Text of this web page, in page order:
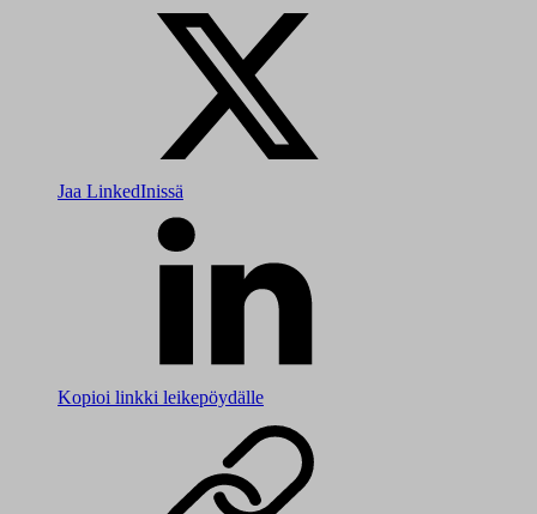
Jaa LinkedInissä
Kopioi linkki leikepöydälle